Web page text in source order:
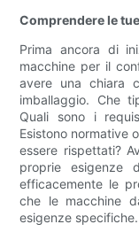
Comprendere le
Prima ancora di
macchine per il
avere una chiara
imballaggio. Che
Quali sono i
Esistono normative
essere rispettati?
proprie esigenze
efficacemente le
che le macchine
esigenze specifiche.